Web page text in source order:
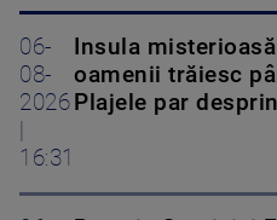
06-
08-
2026
16:31
Insula
oamenii trăiesc
Plajele par